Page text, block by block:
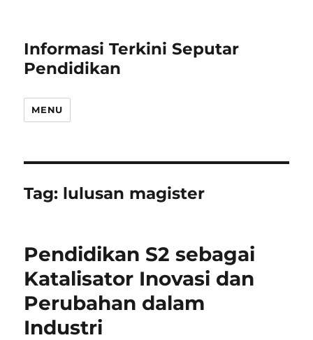
Informasi Terkini Seputar
Pendidikan
MENU
Tag: lulusan magister
Pendidikan S2 sebagai
Katalisator Inovasi dan
Perubahan dalam
Industri